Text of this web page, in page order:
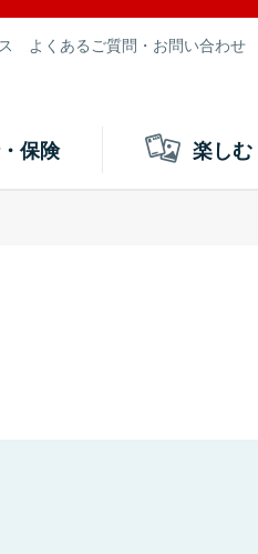
よくあるご質問・お問い合わせ
保険 楽しむ